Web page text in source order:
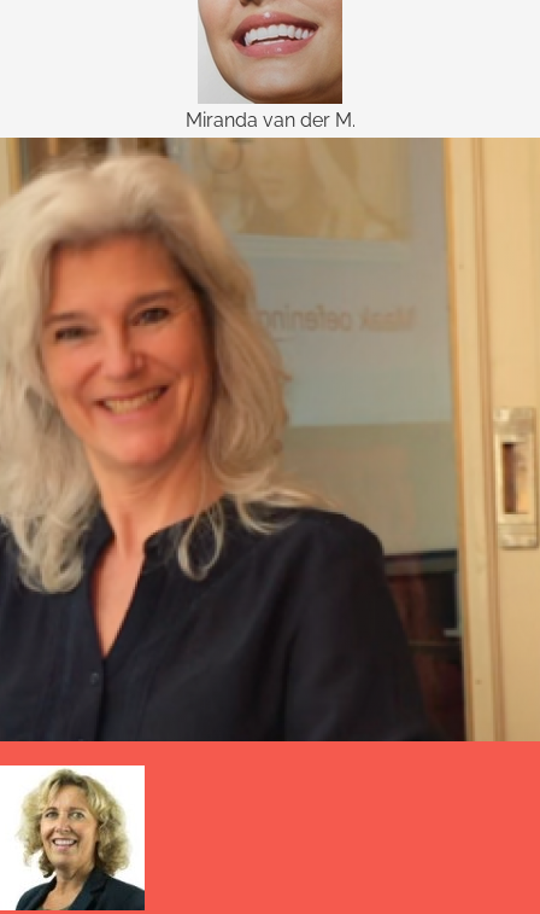
Miranda van der M.